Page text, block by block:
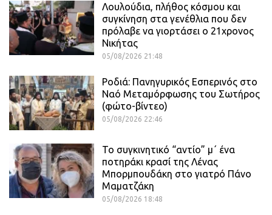
Λουλούδια, πλήθος κόσμου και
συγκίνηση στα γενέθλια που δεν
πρόλαβε να γιορτάσει ο 21χρονος
Νικήτας
05/08/2026 21:48
Ροδιά: Πανηγυρικός Εσπερινός στο
Ναό Μεταμόρφωσης του Σωτήρος
(φώτο-βίντεο)
05/08/2026 22:46
Το συγκινητικό “αντίο” μ΄ ένα
ποτηράκι κρασί της Λένας
Μπορμπουδάκη στο γιατρό Πάνο
Μαματζάκη
05/08/2026 18:48